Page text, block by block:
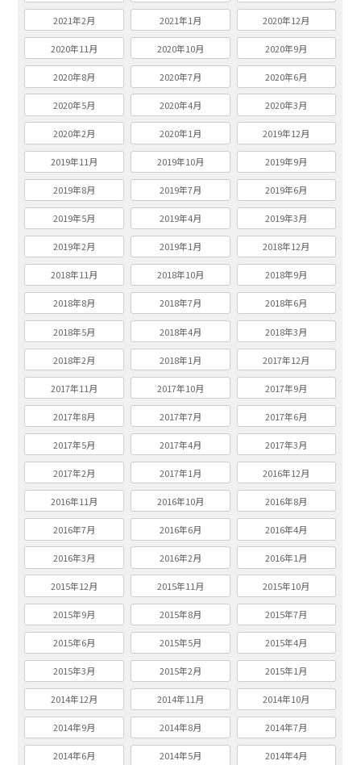
2021年2月 2021年1月 2020年12月
2020年11月 2020年10月 2020年9月
2020年8月 2020年7月 2020年6月
2020年5月 2020年4月 2020年3月
2020年2月 2020年1月 2019年12月
2019年11月 2019年10月 2019年9月
2019年8月 2019年7月 2019年6月
2019年5月 2019年4月 2019年3月
2019年2月 2019年1月 2018年12月
2018年11月 2018年10月 2018年9月
2018年8月 2018年7月 2018年6月
2018年5月 2018年4月 2018年3月
2018年2月 2018年1月 2017年12月
2017年11月 2017年10月 2017年9月
2017年8月 2017年7月 2017年6月
2017年5月 2017年4月 2017年3月
2017年2月 2017年1月 2016年12月
2016年11月 2016年10月 2016年8月
2016年7月 2016年6月 2016年4月
2016年3月 2016年2月 2016年1月
2015年12月 2015年11月 2015年10月
2015年9月 2015年8月 2015年7月
2015年6月 2015年5月 2015年4月
2015年3月 2015年2月 2015年1月
2014年12月 2014年11月 2014年10月
2014年9月 2014年8月 2014年7月
2014年6月 2014年5月 2014年4月